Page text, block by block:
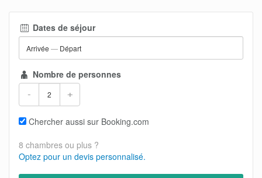
Dates de séjour
Arrivée — Départ
Nombre de personnes
- +
Chercher aussi sur Booking.com
8 chambres ou plus ?
Optez pour un devis personnalisé.